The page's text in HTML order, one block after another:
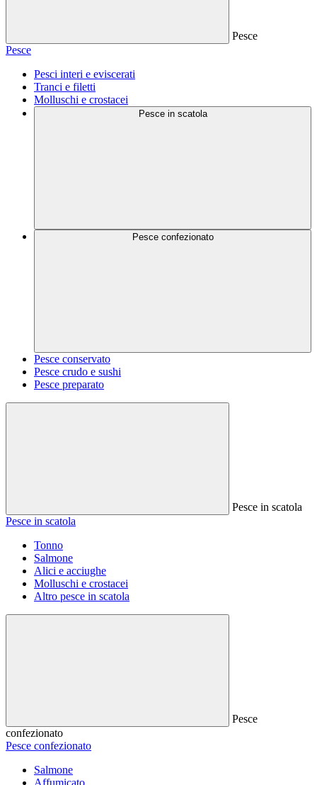
Pesce
Pesce
Pesci interi e eviscerati
Tranci e filetti
Molluschi e crostacei
Pesce in scatola
Pesce confezionato
Pesce conservato
Pesce crudo e sushi
Pesce preparato
Pesce in scatola
Pesce in scatola
Tonno
Salmone
Alici e acciughe
Molluschi e crostacei
Altro pesce in scatola
Pesce
confezionato
Pesce confezionato
Salmone
Affumicato